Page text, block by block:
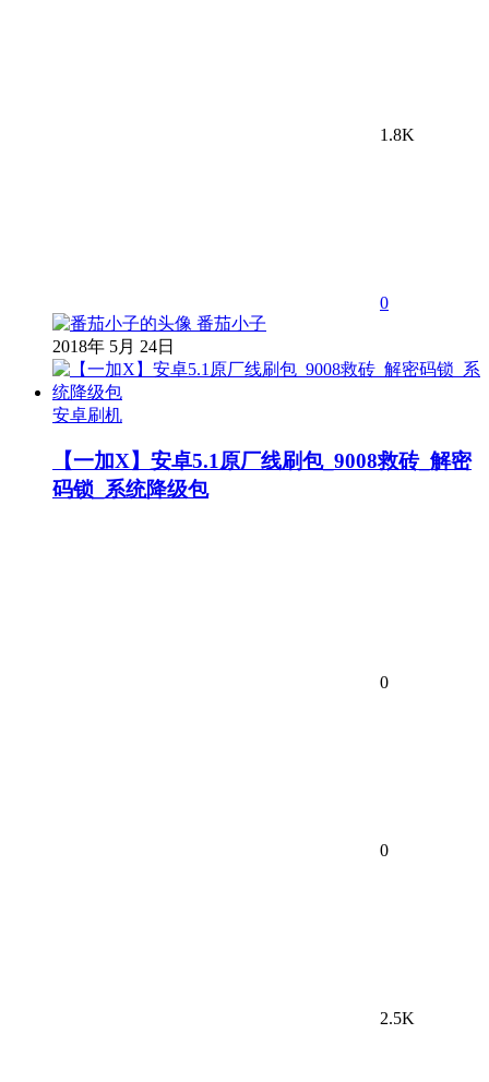
1.8K
0
番茄小子
2018年 5月 24日
安卓刷机
【一加X】安卓5.1原厂线刷包_9008救砖_解密
码锁_系统降级包
0
0
2.5K